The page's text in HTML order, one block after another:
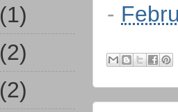
-
(1)
(2)
(2)